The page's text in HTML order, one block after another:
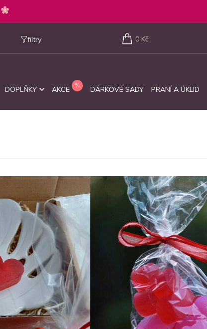
filtry 0 Kč
DOPLŇKY AKCE DÁRKOVÉ SADY PRANÍ A ÚKLID
květinová výrazná
všechny typy pokožky
péče, výživa
České mýdlo
Kč
Přidat do košíku